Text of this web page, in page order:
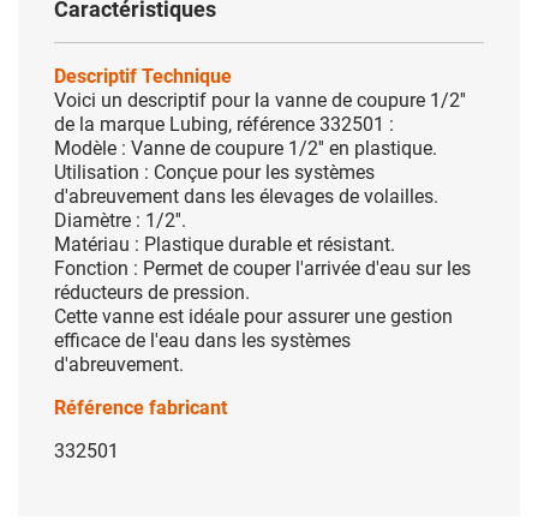
Caractéristiques
Descriptif Technique
Voici un descriptif pour la vanne de coupure 1/2''
de la marque Lubing, référence 332501 :
Modèle : Vanne de coupure 1/2'' en plastique.
Utilisation : Conçue pour les systèmes
d'abreuvement dans les élevages de volailles.
Diamètre : 1/2''.
Matériau : Plastique durable et résistant.
Fonction : Permet de couper l'arrivée d'eau sur les
réducteurs de pression.
Cette vanne est idéale pour assurer une gestion
efficace de l'eau dans les systèmes
d'abreuvement.
Référence fabricant
332501